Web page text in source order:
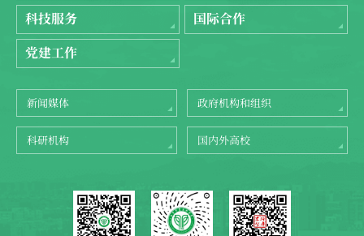
科技服务
国际合作
党建工作
新闻媒体 政府机构和组织
科研机构 国内外高校